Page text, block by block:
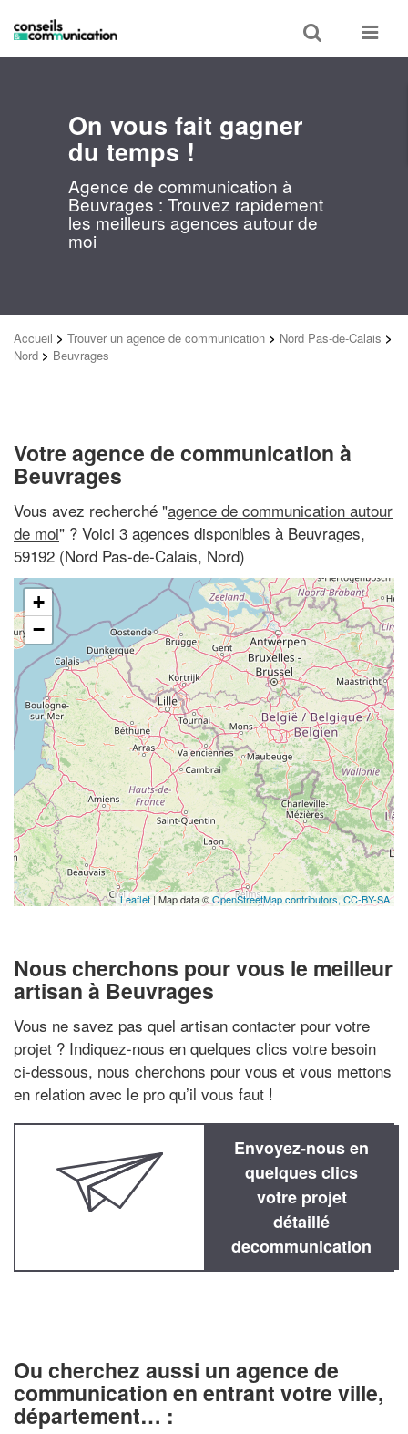
Toggle
search
Toggle
On vous fait gagner
du temps !
Agence de communication à
Beuvrages : Trouvez rapidement
les meilleurs agences autour de
moi
Accueil > Trouver un agence de communication > Nord Pas-de-Calais >
Nord > Beuvrages
Votre agence de communication à
Beuvrages
Vous avez recherché "agence de communication autour
de moi" ? Voici 3 agences disponibles à Beuvrages,
59192 (Nord Pas-de-Calais, Nord)
+
−
Leaflet| Map data ©OpenStreetMap contributors, CC-BY-SA
Nous cherchons pour vous le meilleur
artisan à Beuvrages
Vous ne savez pas quel artisan contacter pour votre
projet ? Indiquez-nous en quelques clics votre besoin
ci-dessous, nous cherchons pour vous et vous mettons
en relation avec le pro qu’il vous faut !
Envoyez-nous en
quelques clics
votre projet
détaillé
decommunication
Ou cherchez aussi un agence de
communication en entrant votre ville,
département… :